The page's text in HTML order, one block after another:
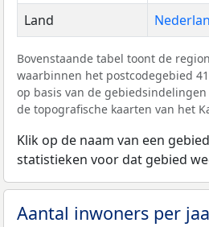
Land
Bovenstaande tabel toont de
waarbinnen het postcodegebied
op basis van de
de topografische kaarten van het
Klik op de naam van een
statistieken voor dat gebied
Aantal inwoners per